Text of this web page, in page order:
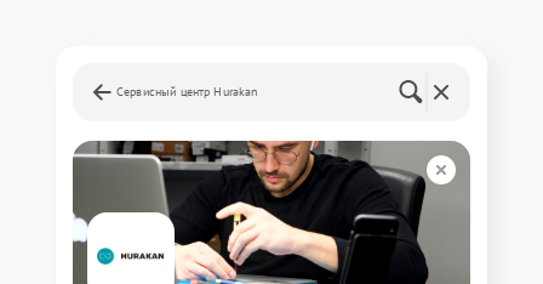
Сервисный центр Hurakan